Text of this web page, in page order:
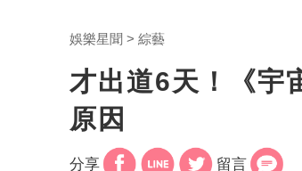
娛樂星聞 綜藝
才出道6天！《
原因
分享 留言